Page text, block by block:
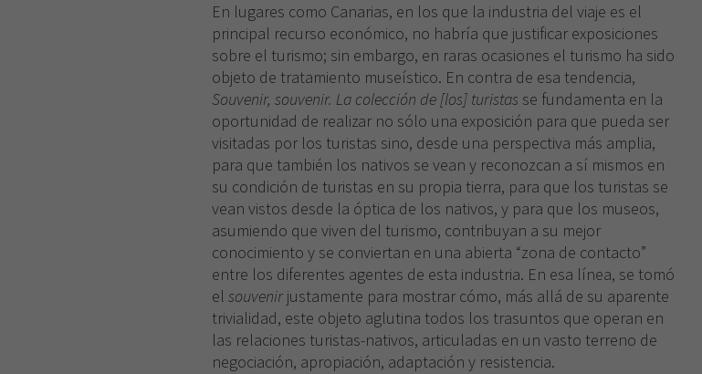
En lugares como Canarias, en los que la industria del viaje es el
principal recurso económico, no habría que justificar exposiciones
sobre el turismo; sin embargo, en raras ocasiones el turismo ha sido
objeto de tratamiento museístico. En contra de esa tendencia,
Souvenir, souvenir. La colección de [los] turistas se fundamenta en la
oportunidad de realizar no sólo una exposición para que pueda ser
visitadas por los turistas sino, desde una perspectiva más amplia,
para que también los nativos se vean y reconozcan a sí mismos en
su condición de turistas en su propia tierra, para que los turistas se
vean vistos desde la óptica de los nativos, y para que los museos,
asumiendo que viven del turismo, contribuyan a su mejor
conocimiento y se conviertan en una abierta “zona de contacto”
entre los diferentes agentes de esta industria. En esa línea, se tomó
el souvenir justamente para mostrar cómo, más allá de su aparente
trivialidad, este objeto aglutina todos los trasuntos que operan en
las relaciones turistas-nativos, articuladas en un vasto terreno de
negociación, apropiación, adaptación y resistencia.